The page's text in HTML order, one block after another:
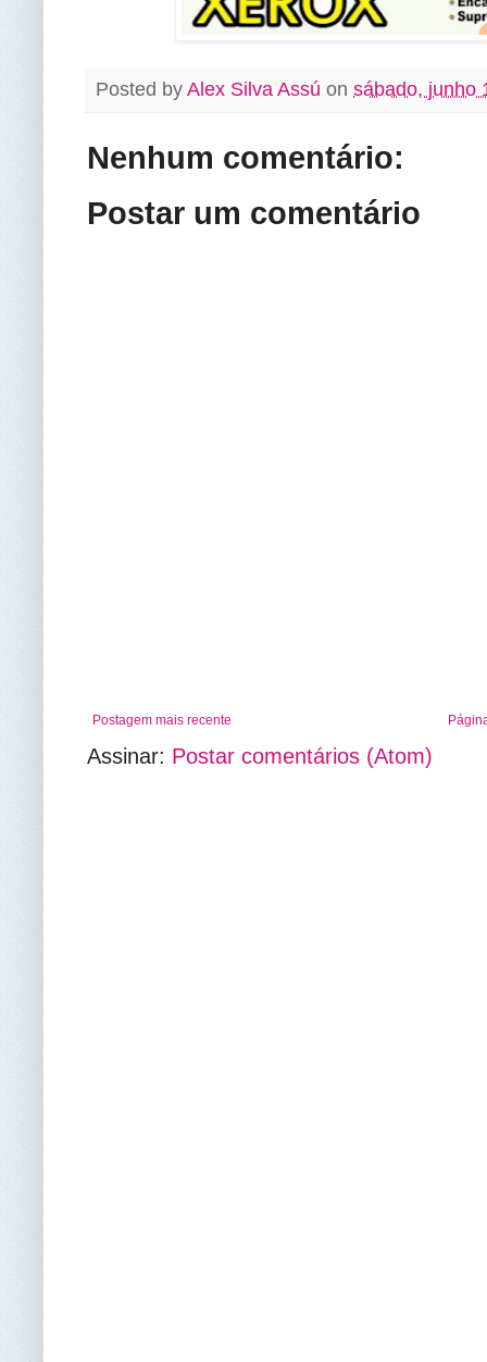
Posted by Alex Silva Assú on sábado, junho
Nenhum comentário:
Postar um comentário
Postagem mais recente
Assinar: Postar comentários (Atom)